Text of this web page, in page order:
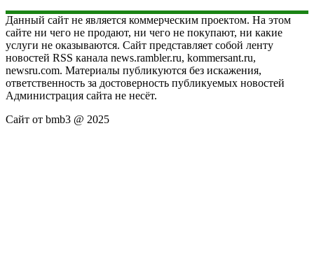
Данный сайт не является коммерческим проектом. На этом
сайте ни чего не продают, ни чего не покупают, ни какие
услуги не оказываются. Сайт представляет собой ленту
новостей RSS канала news.rambler.ru, kommersant.ru,
newsru.com. Материалы публикуются без искажения,
ответственность за достоверность публикуемых новостей
Администрация сайта не несёт.
Сайт от bmb3 @ 2025